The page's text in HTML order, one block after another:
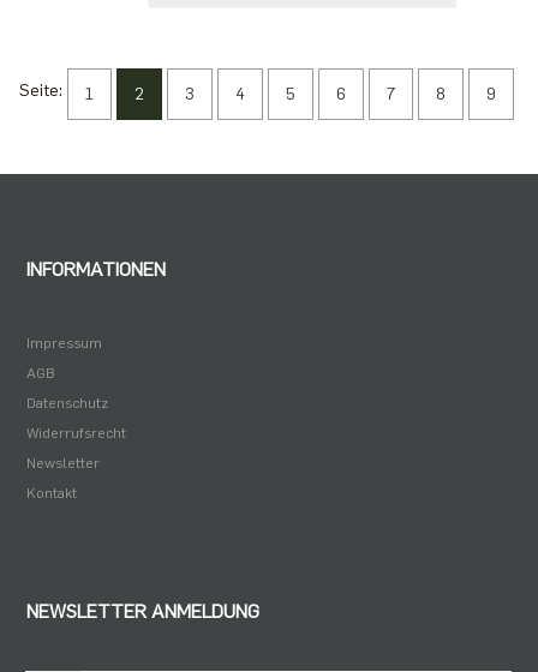
Seite: 1 2 3 4 5 6 7 8 9
INFORMATIONEN
Impressum
AGB
Datenschutz
Widerrufsrecht
Newsletter
Kontakt
NEWSLETTER ANMELDUNG